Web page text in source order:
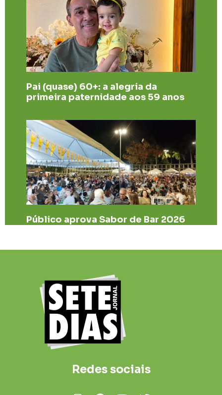
Pai (quase) 60+: a alegria da
primeira paternidade aos 59 anos
Público aprova Sabor de Bar 2026
Redes sociais